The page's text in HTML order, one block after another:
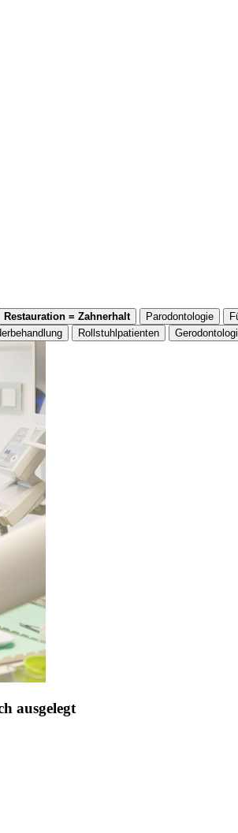
Restauration = Zahnerhalt Parodontologie
Rollstuhlpatienten
ausgelegt